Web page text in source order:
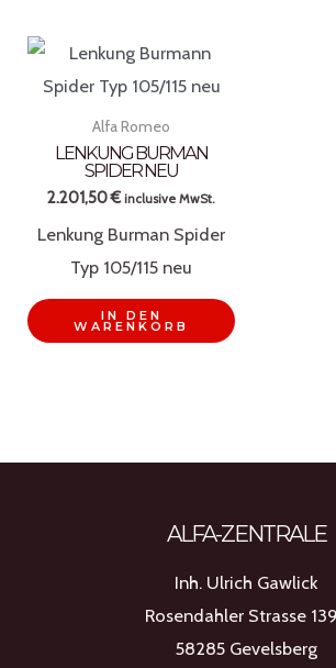
Produktseite
Alfa Romeo
LENKUNG BURMAN
SPIDER NEU
2.201,50€ inclusive MwSt.
Lenkung Burman Spider
Typ 105/115 neu
IN DEN
WARENKORB
ALFA-ZENTRALE
Inh. Ulrich Gawlick
Rosendahler Strasse
58285 Gevelsberg